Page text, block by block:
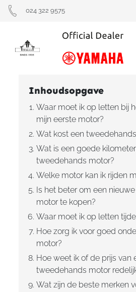
024 322 9575
Inhoudsopgave
Waar moet ik op letten bij
mijn eerste motor?
Wat kost een
Wat is een goede
tweedehands motor?
Welke motor kan ik rijden
Is het beter om een
motor te kopen?
Waar moet ik op letten
Hoe zorg ik voor goed
motor?
Hoe weet ik of de prijs van
tweedehands motor
Wat zijn de beste merken